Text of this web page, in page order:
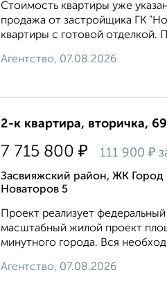
Стоимость квартиры уже
продажа от застройщика ГК
квартиры с готовой отделкой.
Агентство, 07.08.2026
2-к квартира, вторичка,
7 715 800 ₽ 111 900 ₽
Засвияжский район, ЖК
Новаторов 5
Проект реализует
масштабный жилой проект
минутного города. Вся
Агентство, 07.08.2026